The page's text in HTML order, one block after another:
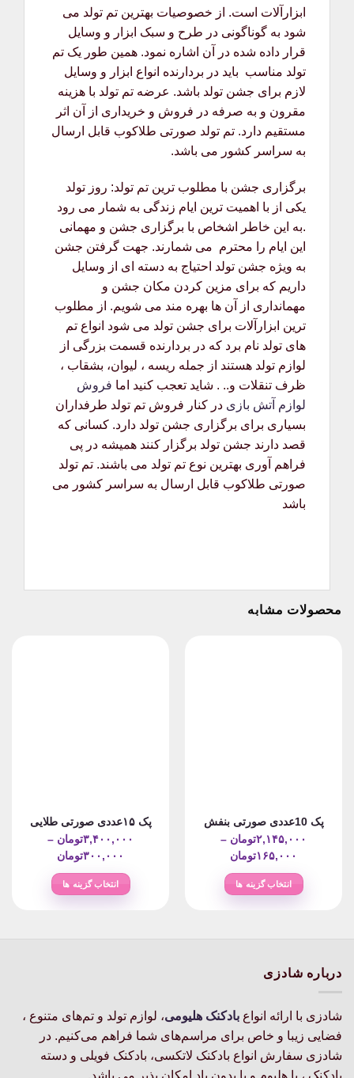
ابزارآلات است. از خصوصیات بهترین تم تولد می
شود به گوناگونی در طرح و سبک ابزار و وسایل
قرار داده شده در آن اشاره نمود. همین طور یک تم
تولد مناسب باید در بردارنده انواع ابزار و وسایل
لازم برای جشن تولد باشد. عرضه تم تولد با هزینه
مقرون و به صرفه در فروش و خریداری از آن اثر
مستقیم دارد. تم تولد صورتی طلاکوب قابل ارسال
به سراسر کشور می باشد.
برگزاری جشن با مطلوب ترین تم تولد: روز تولد
یکی از با اهمیت ترین ایام زندگی به شمار می رود
.به این خاطر اشخاص با برگزاری جشن و مهمانی
این ایام را محترم می شمارند. جهت گرفتن جشن
به ویژه جشن تولد احتیاج به دسته ای از وسایل
داریم که برای مزین کردن مکان جشن و
مهمانداری از آن ها بهره مند می شویم. از مطلوب
ترین ابزارآلات برای جشن تولد می شود انواع تم
های تولد نام برد که در بردارنده قسمت بزرگی از
لوازم تولد هستند از جمله ریسه ، لیوان، بشقاب ،
ظرف تنقلات و.. . شاید تعجب کنید اما فروش
لوازم آتش بازی در کنار فروش تم تولد طرفداران
بسیاری برای برگزاری جشن تولد دارد. کسانی که
قصد دارند جشن تولد برگزار کنند همیشه در پی
فراهم آوری بهترین نوع تم تولد می باشند. تم تولد
صورتی طلاکوب قابل ارسال به سراسر کشور می
باشد
محصولات مشابه
پک 10عددی صورتی بنفش
۲,۱۴۵,۰۰۰تومان –
۱۶۵,۰۰۰تومان
range:
انتخاب گزینه ها
گزینه
ها
ممکن
است
پک ۱۵عددی صورتی طلایی
۳,۴۰۰,۰۰۰تومان –
۳۰۰,۰۰۰تومان
range:
انتخاب گزینه ها
گزینه
ها
ممکن
درباره شادزی
شادزی با ارائه انواع بادکنک‌ هلیومی، لوازم تولد و تم‌های متنوع ،
فضایی زیبا و خاص برای مراسم‌های شما فراهم می‌کنیم. در
شادزی سفارش انواع بادکنک لاتکسی، بادکنک فویلی و دسته